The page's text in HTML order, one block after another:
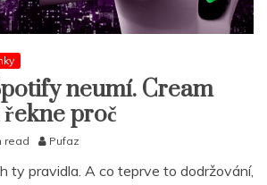
neumí. Cream
proč
read Pufaz
ty pravidla. A co teprve to dodržování,